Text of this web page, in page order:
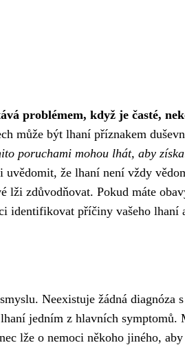
problémem, když je časté,
může být lhaní příznakem
poruchami mohou lhát, aby
uvědomit, že lhaní není vždy
lži zdůvodňovat. Pokud máte
identifikovat příčiny vašeho
Neexistuje žádná diagnóza
jedním z hlavních symptomů.
lže o nemoci někoho jiného,